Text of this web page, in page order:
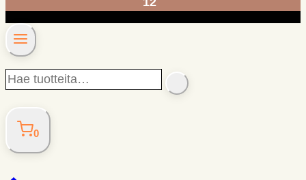
Hae
tuotteita…
SEARCH
0